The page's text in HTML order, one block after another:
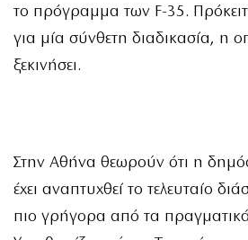
το πρόγραμμα των F-35.
για μία σύνθετη διαδικασία, η
ξεκινήσει.
Στην Αθήνα θεωρούν ότι η
έχει αναπτυχθεί το τελευταίο
πιο γρήγορα από τα